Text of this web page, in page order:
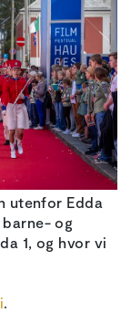
utenfor Edda
barne- og
1, og hvor vi